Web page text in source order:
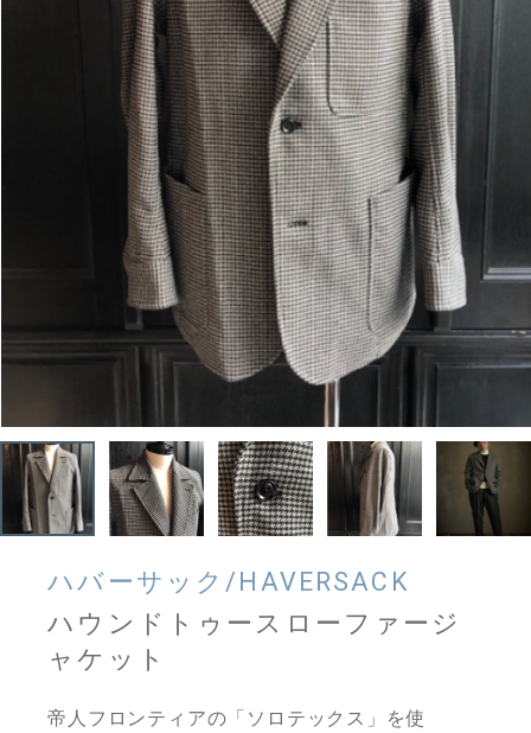
ハバーサック/HAVERSACK
ハウンドトゥースローファージ
ャケット
帝人フロンティアの「ソロテックス」を使